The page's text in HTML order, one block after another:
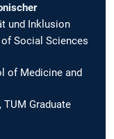
und Inklusion
Social Sciences
of Medicine and
, TUM Graduate